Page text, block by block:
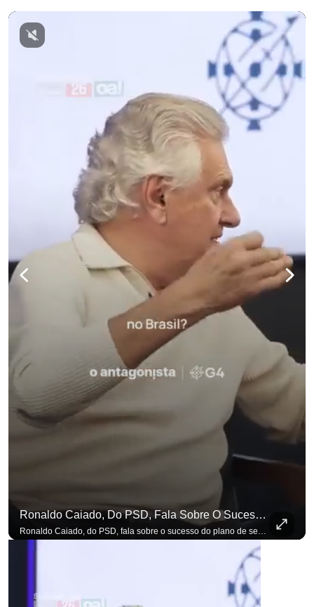
Ronaldo Caiado, Do PSD, Fala Sobre O Sucesso Do Plano De Segurança Pública
Ronaldo Caiado, do PSD, fala sobre o sucesso do plano de segurança pública como governador de Goiás, sendo um incentivo aos empreendedores locais. Se você busca informação com credibilidade, inscreva-se agora e ative o